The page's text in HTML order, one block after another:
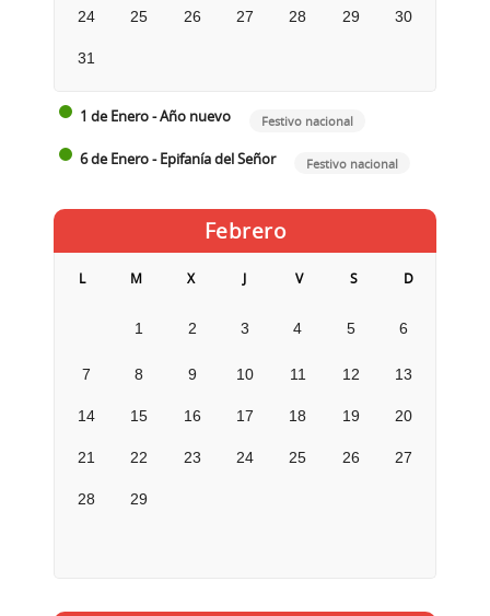
24 25 26 27 28 29 30
31
1 de Enero - Año nuevo Festivo nacional
6 de Enero - Epifanía del Señor Festivo nacional
Febrero
L M X J V S D
1 2 3 4 5 6
7 8 9 10 11 12 13
14 15 16 17 18 19 20
21 22 23 24 25 26 27
28 29